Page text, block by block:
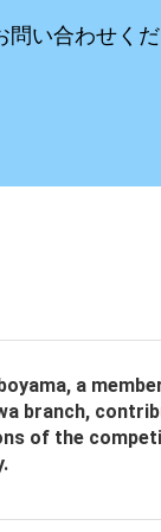
い合わせくだ
a
branch,
of the